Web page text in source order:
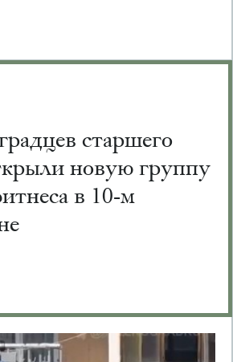
старшего
новую группу
в 10-м